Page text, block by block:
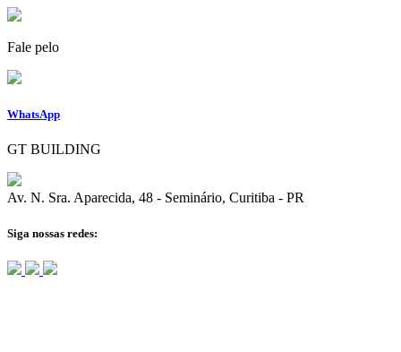
Fale pelo
WhatsApp
GT BUILDING
Av. N. Sra. Aparecida, 48 - Seminário, Curitiba - PR
Siga nossas redes: